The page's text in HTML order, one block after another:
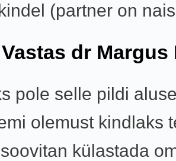
(partner on
Vastas dr Margus
pole selle pildi
olemust kindlaks
külastada